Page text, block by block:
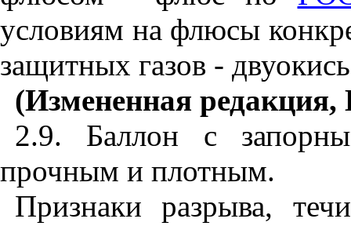
условиям на флюсы
защитных газов -
(Измененная
2.9. Баллон с
прочным и плотным.
Признаки разрыва,